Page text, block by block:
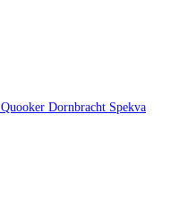
Quooker Dornbracht Spekva